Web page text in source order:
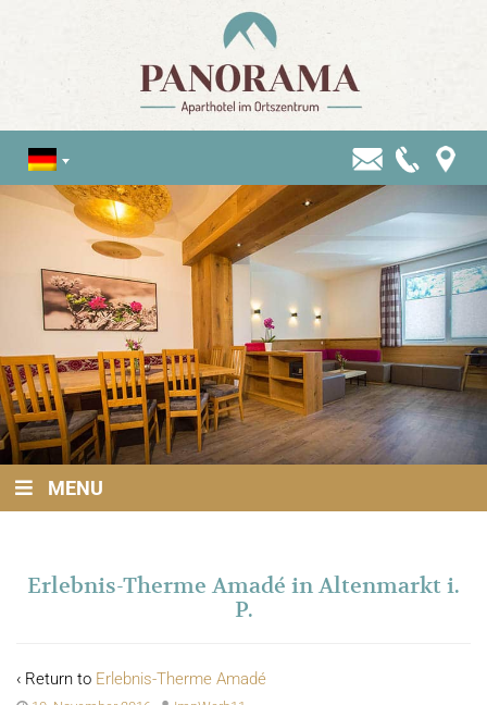
MENU
Erlebnis-Therme Amadé in Altenmarkt i.
P.
‹ Return to Erlebnis-Therme Amadé